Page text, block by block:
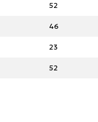
52
46
23
52